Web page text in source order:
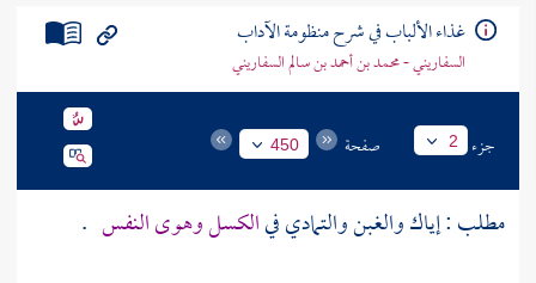
غذاء الألباب في شرح منظومة الآداب
السفاريني - محمد بن أحمد بن سالم السفاريني
جزء 2 صفحة 450
مطلب : إياك والغبن والتمادي فيالكسل وهوى النفس .